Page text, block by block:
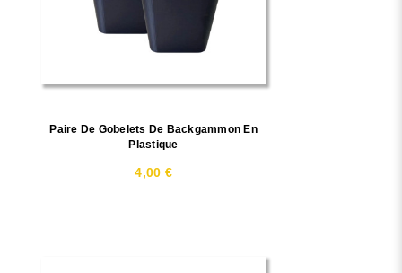
Paire De Gobelets De Backgammon En
Plastique
4,00 €